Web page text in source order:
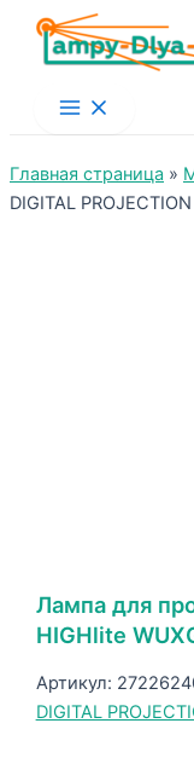
Main
Menu
Главная страница »
DIGITAL
Лампа для
HIGHlite
Артикул:
DIGITAL